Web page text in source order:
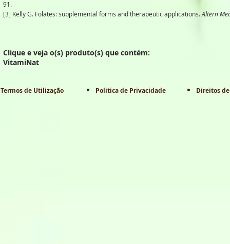
91.
[3] Kelly G. Folates: supplemental forms and therapeutic applications.Altern
Clique e veja o(s) produto(s) que contém:
VitamiNat
Termos de Utilização Politica de Privacidade Direitos